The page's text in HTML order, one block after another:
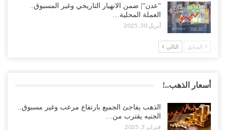
“عدن“| ضمن الانهيار التاريخي وغير المسبوق..
العملة المحلية…
أبريل 30, 2025
السابق التالي
أسعار الذهب..!
الذهب يفاجئ الجميع بارتفاع مرعب وغير مسبوق..
الجنيه يقترب من…
فبراير 3, 2025